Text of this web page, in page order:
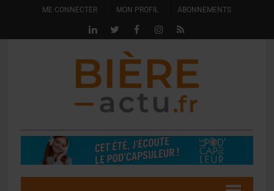
ME CONNECTER MON PROFIL ABONNEMENTS